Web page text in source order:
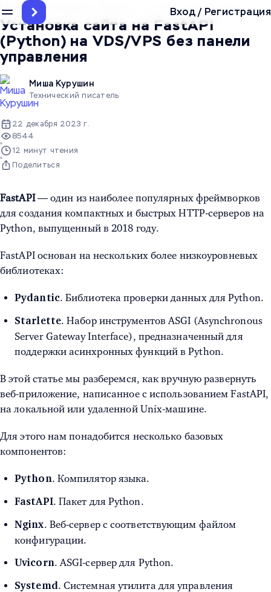
Вход/ Регистрация
Главная Инструкции
Установка сайта на FastAPI
(Python) на VDS/VPS без панели
управления
Миша Курушин
Технический писатель
22 декабря 2023 г.
8544
12 минут чтения
Поделиться
FastAPI— один из наиболее популярных фреймворков
для создания компактных и быстрых HTTP-серверов на
Python, выпущенный в 2018 году.
FastAPI основан на нескольких более низкоуровневых
библиотеках:
Pydantic. Библиотека проверки данных для Python.
Starlette. Набор инструментов ASGI (Asynchronous
Server Gateway Interface), предназначенный для
поддержки асинхронных функций в Python.
В этой статье мы разберемся, как вручную развернуть
веб-приложение, написанное с использованием FastAPI,
на локальной или удаленной Unix-машине.
Для этого нам понадобится несколько базовых
компонентов:
Python. Компилятор языка.
FastAPI. Пакет для Python.
Nginx. Веб-сервер с соответствующим файлом
конфигурации.
Uvicorn. ASGI-сервер для Python.
Systemd. Системная утилита для управления